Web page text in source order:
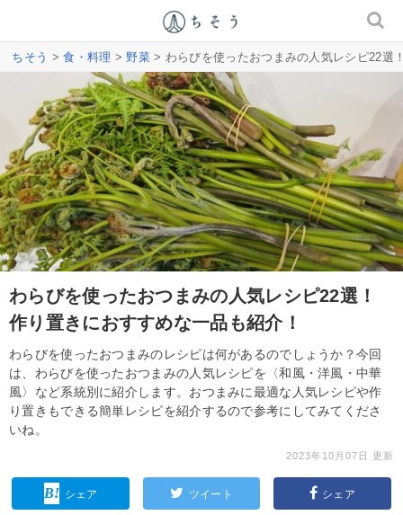
ちそう >食・料理 >野菜> わらびを使ったおつまみの人気レシピ22選
わらびを使ったおつまみの人気レシピ22選！
作り置きにおすすめな一品も紹介！
わらびを使ったおつまみのレシピは何があるのでしょうか？今回
は、わらびを使ったおつまみの人気レシピを〈和風・洋風・中華
風〉など系統別に紹介します。おつまみに最適な人気レシピや作
り置きもできる簡単レシピを紹介するので参考にしてみてくださ
いね。
2023年10月07日 更新
シェア ツイート シェア